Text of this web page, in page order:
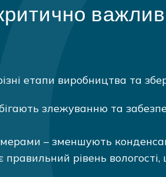
етапи виробництва та
злежуванню та
– зменшують
правильний рівень